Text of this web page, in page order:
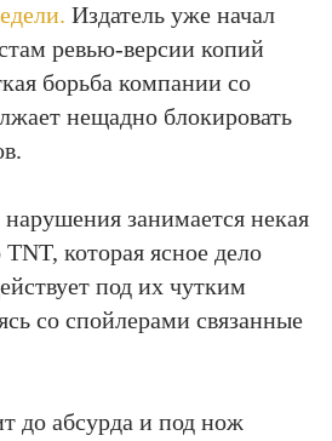
Издатель уже начал
ревью-версии копий
борьба компании со
нещадно блокировать
занимается некая
которая ясное дело
под их чутким
со спойлерами связанные
до абсурда и под нож